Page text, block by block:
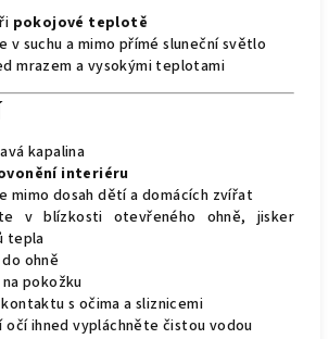
pokojové teplotě
v suchu a mimo přímé sluneční světlo
mrazem a vysokými teplotami
kapalina
interiéru
mimo dosah dětí a domácích zvířat
v blízkosti otevřeného ohně, jisker
tepla
ohně
pokožku
s očima a sliznicemi
očí ihned vypláchněte čistou vodou